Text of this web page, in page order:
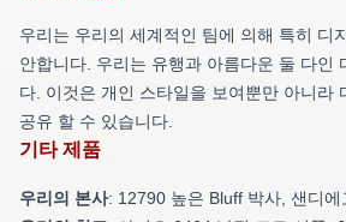
우리는 우리의 세계적인 팀에 의해 특히 디
안합니다. 우리는 유행과 아름다운 둘 다인
다. 이것은 개인 스타일을 보여뿐만 아니라
공유 할 수 있습니다.
기타 제품
우리의 본사: 12790 높은 Bluff 박사, 샌디에